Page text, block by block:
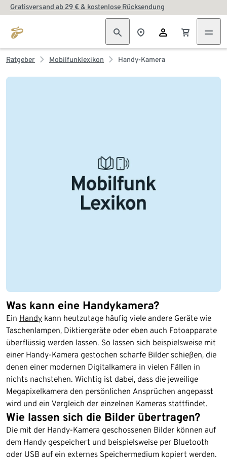
Gratisversand ab 29 € & kostenlose Rücksendung
Ratgeber Mobilfunklexikon Handy-Kamera
Was kann eine Handykamera?
Ein Handy kann heutzutage häufig viele andere Geräte wie
Taschenlampen, Diktiergeräte oder eben auch Fotoapparate
überflüssig werden lassen. So lassen sich beispielsweise mit
einer Handy-Kamera gestochen scharfe Bilder schießen, die
denen einer modernen Digitalkamera in vielen Fällen in
nichts nachstehen. Wichtig ist dabei, dass die jeweilige
Megapixelkamera den persönlichen Ansprüchen angepasst
wird und ein Vergleich der einzelnen Kameras stattfindet.
Wie lassen sich die Bilder übertragen?
Die mit der Handy-Kamera geschossenen Bilder können auf
dem Handy gespeichert und beispielsweise per Bluetooth
oder USB auf ein externes Speichermedium kopiert werden.